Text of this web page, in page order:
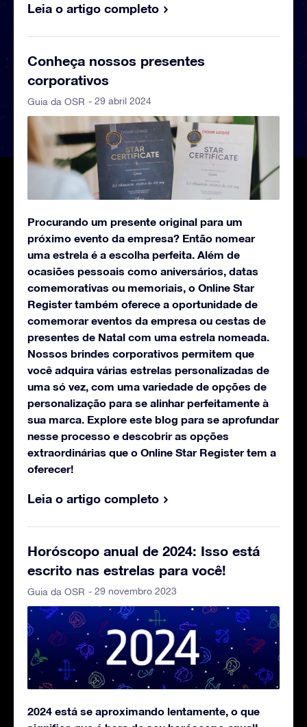
Leia o artigo completo
Conheça nossos presentes
corporativos
Guia da OSR - 29 abril 2024
Procurando um presente original para um
próximo evento da empresa? Então nomear
uma estrela é a escolha perfeita. Além de
ocasiões pessoais como aniversários, datas
comemorativas ou memoriais, o Online Star
Register também oferece a oportunidade de
comemorar eventos da empresa ou cestas de
presentes de Natal com uma estrela nomeada.
Nossos brindes corporativos permitem que
você adquira várias estrelas personalizadas de
uma só vez, com uma variedade de opções de
personalização para se alinhar perfeitamente à
sua marca. Explore este blog para se aprofundar
nesse processo e descobrir as opções
extraordinárias que o Online Star Register tem a
oferecer!
Leia o artigo completo
Horóscopo anual de 2024: Isso está
escrito nas estrelas para você!
Guia da OSR - 29 novembro 2023
2024 está se aproximando lentamente, o que